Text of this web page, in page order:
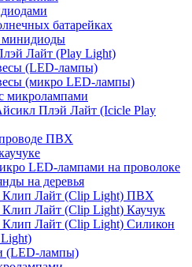
батарейках
Лайт (Play Light)
(LED-лампы)
(микро LED-лампы)
микролампами
Плэй Лайт (Icicle Play
ПВХ
LED-лампами на проволоке
на деревья
Клип Лайт (Clip Light) ПВХ
Клип Лайт (Clip Light) Каучук
Клип Лайт (Clip Light) Силикон
(LED-лампы)